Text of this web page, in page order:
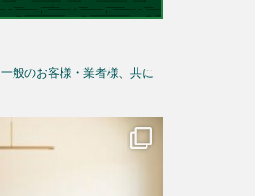
一般のお客様・業者様、共に